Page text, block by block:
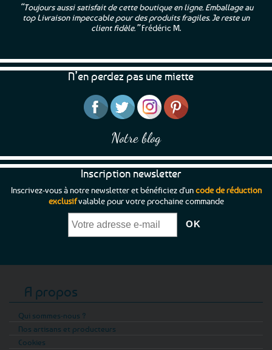
“Toujours aussi satisfait de cette boutique en ligne. Emballage au
top Livraison impeccable pour des produits fragiles. Je reste un
client fidèle.”Frédéric M.
N’en perdez pas une miette
Notre blog
Inscription newsletter
Inscrivez-vous à notre newsletter et bénéficiez d'uncode de réduction
exclusifvalable pour votre prochaine commande
A propos
Qui sommes-nous ?
Nos artisans et producteurs
Cookies